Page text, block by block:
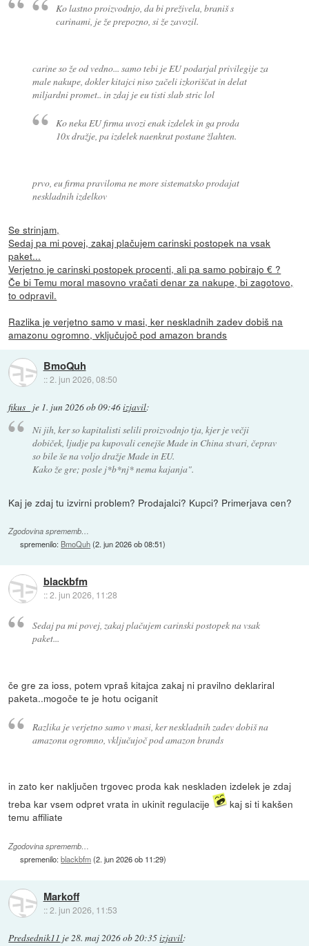
Ko lastno proizvodnjo, da bi preživela, braniš s
carinami, je že prepozno, si že zavozil.
carine so že od vedno... samo tebi je EU podarjal privilegije za
male nakupe, dokler kitajci niso začeli izkoriščat in delat
miljardni promet.. in zdaj je eu tisti slab stric lol
Ko neka EU firma uvozi enak izdelek in ga proda
10x dražje, pa izdelek naenkrat postane žlahten.
prvo, eu firma praviloma ne more sistematsko prodajat
neskladnih izdelkov
Se strinjam,
Sedaj pa mi povej, zakaj plačujem carinski postopek na vsak
paket...
Verjetno je carinski postopek procenti, ali pa samo pobirajo € ?
Če bi Temu moral masovno vračati denar za nakupe, bi zagotovo,
to odpravil.
Razlika je verjetno samo v masi, ker neskladnih zadev dobiš na
amazonu ogromno, vključujoč pod amazon brands
BmoQuh
::2. jun 2026, 08:50
fikus_ je 1. jun 2026 ob 09:46izjavil:
Ni jih, ker so kapitalisti selili proizvodnjo tja, kjer je večji
dobiček, ljudje pa kupovali cenejše Made in China stvari, čeprav
so bile še na voljo dražje Made in EU.
Kako že gre; posle j*b*nj* nema kajanja".
Kaj je zdaj tu izvirni problem? Prodajalci? Kupci? Primerjava cen?
Zgodovina sprememb…
spremenilo: BmoQuh(2. jun 2026 ob 08:51)
blackbfm
::2. jun 2026, 11:28
Sedaj pa mi povej, zakaj plačujem carinski postopek na vsak
paket...
če gre za ioss, potem vpraš kitajca zakaj ni pravilno deklariral
paketa..mogoče te je hotu ociganit
Razlika je verjetno samo v masi, ker neskladnih zadev dobiš na
amazonu ogromno, vključujoč pod amazon brands
in zato ker naključen trgovec proda kak neskladen izdelek je zdaj
treba kar vsem odpret vrata in ukinit regulacije
kaj si ti kakšen
temu affiliate
Zgodovina sprememb…
spremenilo:blackbfm(2. jun 2026 ob 11:29)
Markoff
::2. jun 2026, 11:53
Predsednik11 je 28. maj 2026 ob 20:35izjavil: